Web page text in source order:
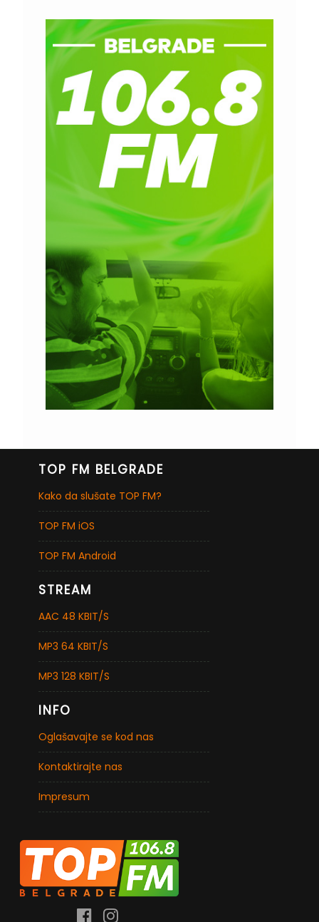
TOP FM BELGRADE
Kako da slušate TOP FM?
TOP FM iOS
TOP FM Android
STREAM
AAC 48 KBIT/S
MP3 64 KBIT/S
MP3 128 KBIT/S
INFO
Oglašavajte se kod nas
Kontaktirajte nas
Impresum